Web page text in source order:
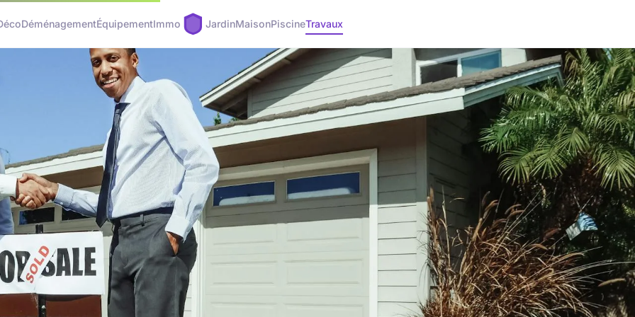
DéménagementÉquipementImmo JardinMaisonPiscineTravaux